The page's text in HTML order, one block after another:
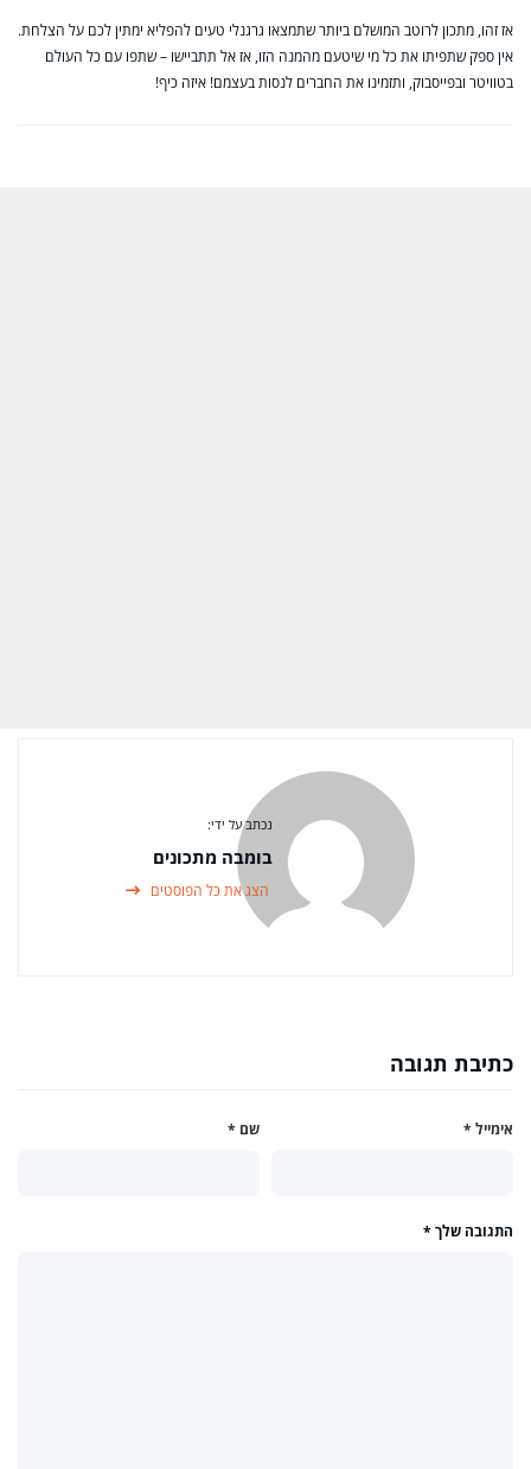
אז זהו, מתכון לרוטב המושלם ביותר שתמצאו גרגנלי טעים להפליא ימתין לכם על הצלחת.
אין ספק שתפיתו את כל מי שיטעם מהמנה הזו, אז אל תתביישו – שתפו עם כל העולם
בטוויטר ובפייסבוק, ותזמינו את החברים לנסות בעצמם! איזה כיף!
נכתב על ידי:
בומבה מתכונים
הצג את כל הפוסטים
כתיבת תגובה
שם * אימייל *
התגובה שלך *